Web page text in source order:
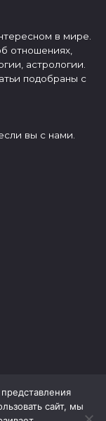
в мире.
отношениях,
астрологии.
подобраны с
вы с нами.
сайт, мы